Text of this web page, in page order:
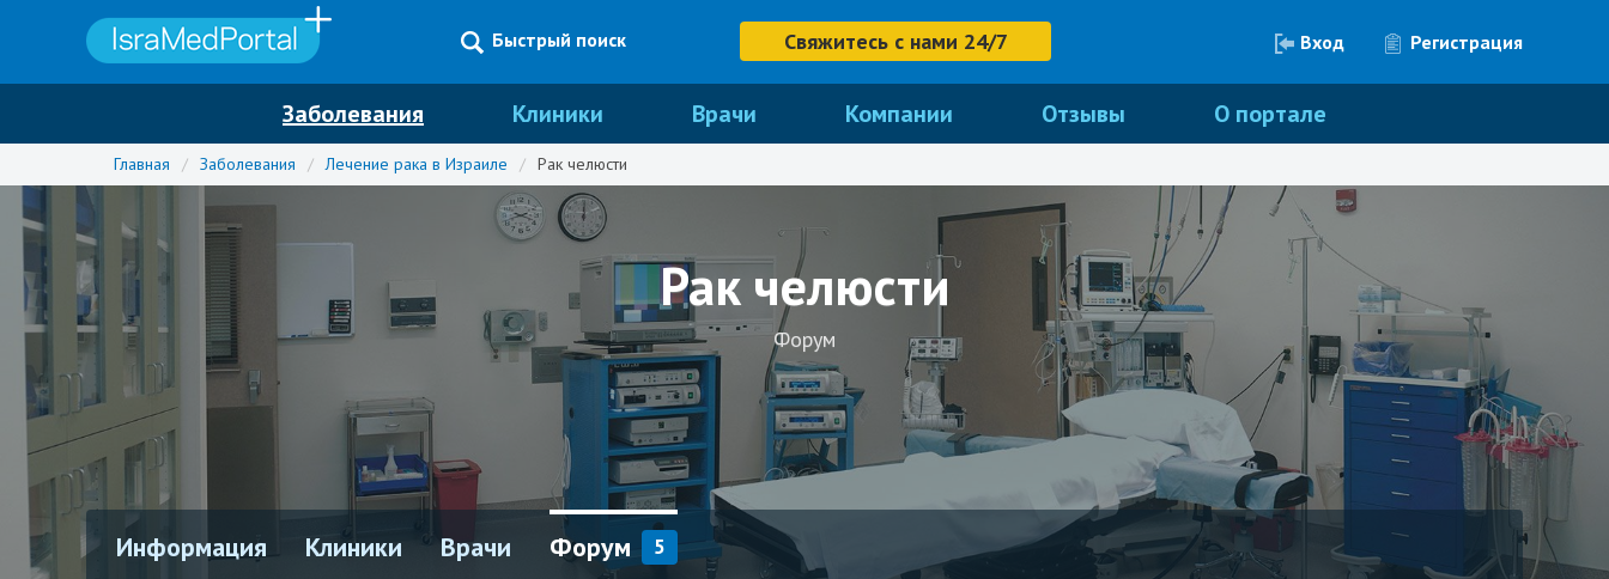
Регистрация
Вход
Быстрый поиск Свяжитесь с нами 24/7
Заболевания Клиники Врачи Компании Отзывы О портале
Главная / Заболевания / Лечение рака в Израиле / Рак челюсти
Рак челюсти
Форум
Информация Клиники Врачи Форум 5